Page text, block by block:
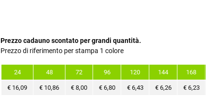
Prezzo cadauno scontato per grandi quantità.
Prezzo di riferimento per stampa 1 colore
24 48 72 96 120 144 168
€ 16,09 € 10,86 € 8,00 € 6,80 € 6,43 € 6,26 € 6,23